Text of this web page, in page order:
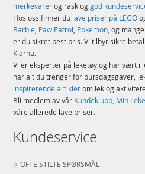
merkevarerog rask oggod
Hos oss finner du lave priser på LEGO
Barbie, Paw Patrol, Pokemon, og
er du sikret best pris. Vi tilbyr sikre
Klarna.
Vi er eksperter på leketøy og har vært i
har alt du trenger for bursdagsgaver,
inspirerende artiklerom lek og
Bli medlem av vår Kundeklubb, Min
våre allerede lave priser.
Kundeservice
OFTE STILTE SPØRSMÅL